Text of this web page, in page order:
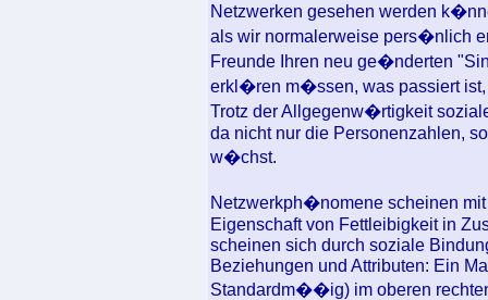
Netzwerken gesehen werden
als wir normalerweise pers�nlich
Freunde Ihren neu ge�nderten
erkl�ren m�ssen, was passiert ist,
Trotz der Allgegenw�rtigkeit
da nicht nur die Personenzahlen,
w�chst.
Netzwerkph�nomene scheinen
Eigenschaft von Fettleibigkeit in
scheinen sich durch soziale
Beziehungen und Attributen: Ein
Standardm��ig) im oberen